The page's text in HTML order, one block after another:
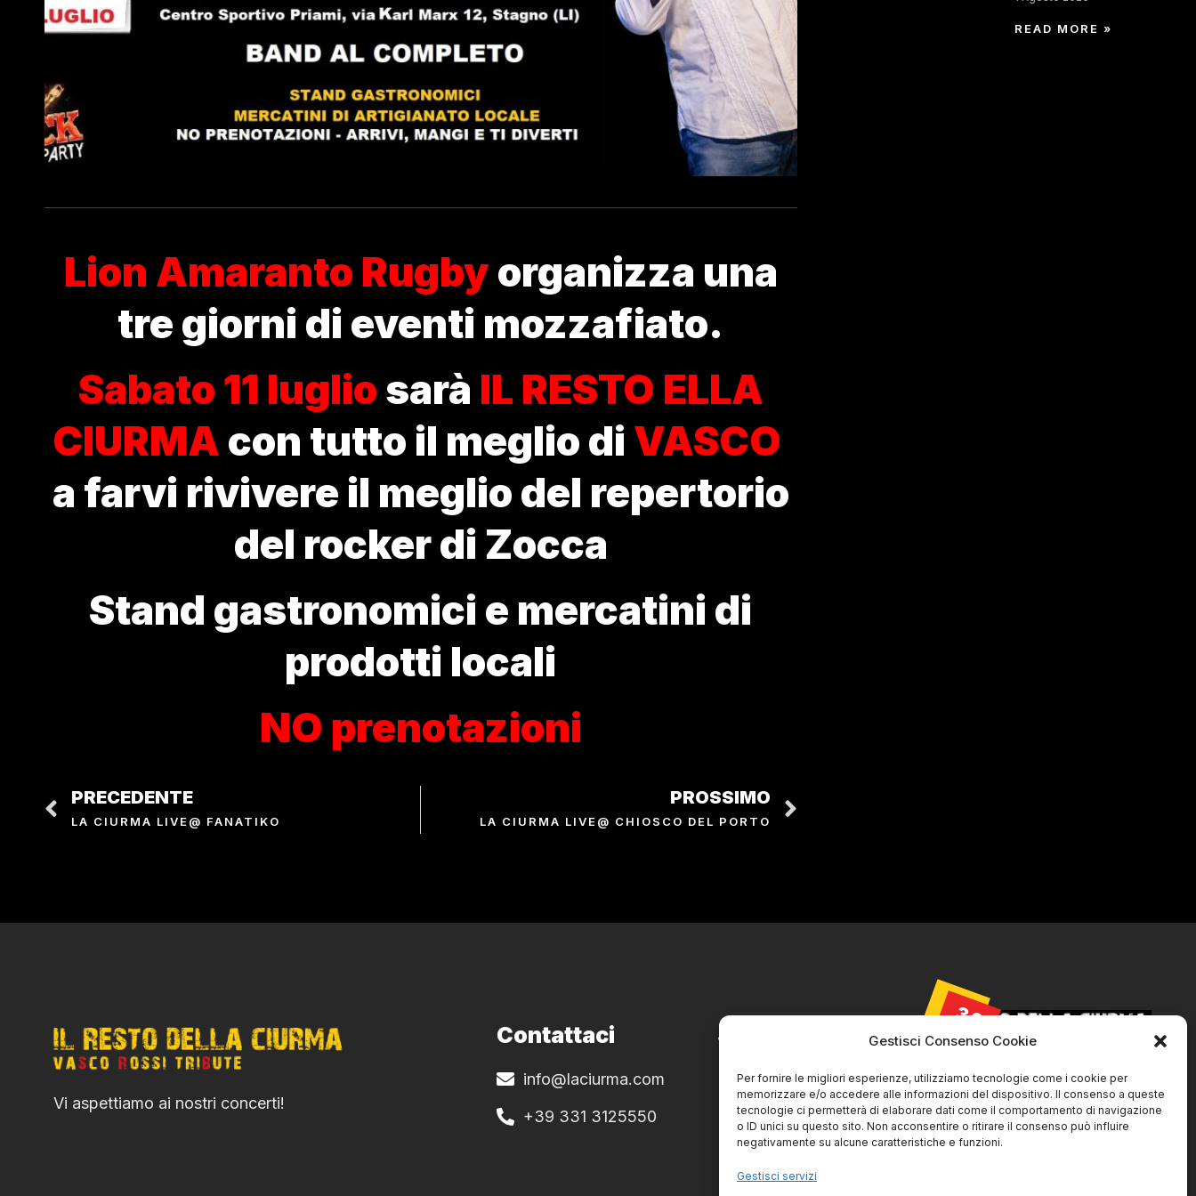
Gestisci Consenso Cookie
Per fornire le migliori esperienze, utilizziamo tecnologie come i cookie per
memorizzare e/o accedere alle informazioni del dispositivo. Il consenso a queste
tecnologie ci permetterà di elaborare dati come il comportamento di navigazione
o ID unici su questo sito. Non acconsentire o ritirare il consenso può influire
negativamente su alcune caratteristiche e funzioni.
Gestisci servizi
Lion Amaranto Rugbyorganizza una
tre giorni di eventi mozzafiato.
Sabato 11 luglio sarà IL RESTO ELLA
CIURMA con tutto il meglio di VASCO
a farvi rivivere il meglio del repertorio
del rocker di Zocca
Stand gastronomici e mercatini di
prodotti locali
NO prenotazioni
PRECEDENTE
LA CIURMA LIVE@ FANATIKO
PROSSIMO
LA CIURMA LIVE@ CHIOSCO DEL PORTO
READ MORE »
Vi aspettiamo ai nostri concerti!
Contattaci
info@laciurma.com
+39 331 3125550
Site Policy
Privacy e Cookie Policy
30
AGO
La Ciurma live@ SVS